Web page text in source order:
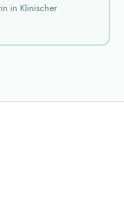
in Klinischer